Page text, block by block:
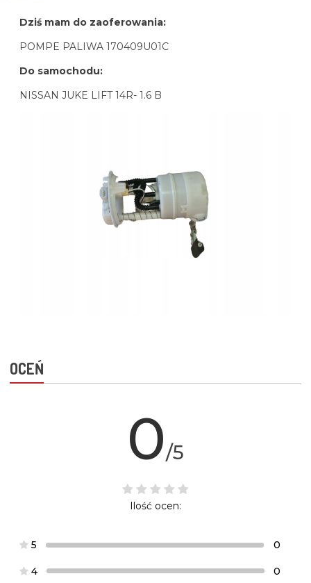
Dziś mam do zaoferowania:
POMPE PALIWA 170409U01C
Do samochodu:
NISSAN JUKE LIFT 14R- 1.6 B
OCEŃ
0/5
Ilość ocen:
5 0
4 0